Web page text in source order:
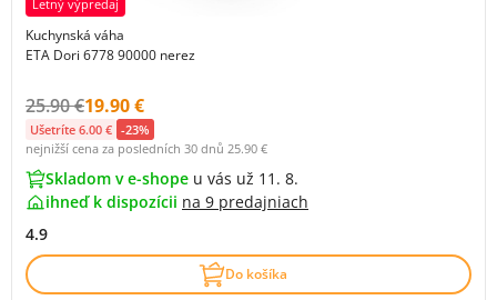
Letný výpredaj
Kuchynská váha
ETA Dori 6778 90000 nerez
Původní cena s DPH:
25.90 €Cena s DPH:
19.90 €
Ušetríte 6.00 € -23%
nejnižší cena za posledních 30 dnů 25.90 €
Skladom v e-shope u vás už 11. 8.
ihneď k dispozícii na 9 predajniach
4.9
Do košíka